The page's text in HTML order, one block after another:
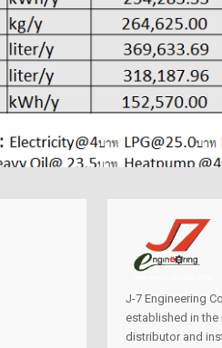
IN HEAT PUMP
TECHNOLOGY
พบนวัตกรรมประหยัด
SUSTAINABLE ENERGY
WEEK 2017
J-7 Engineering
established in the
distributor and